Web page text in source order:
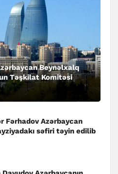
Beynəlxalq
Təşkilat Komitəsi
Fərhadov Azərbaycan
səfiri təyin edilib